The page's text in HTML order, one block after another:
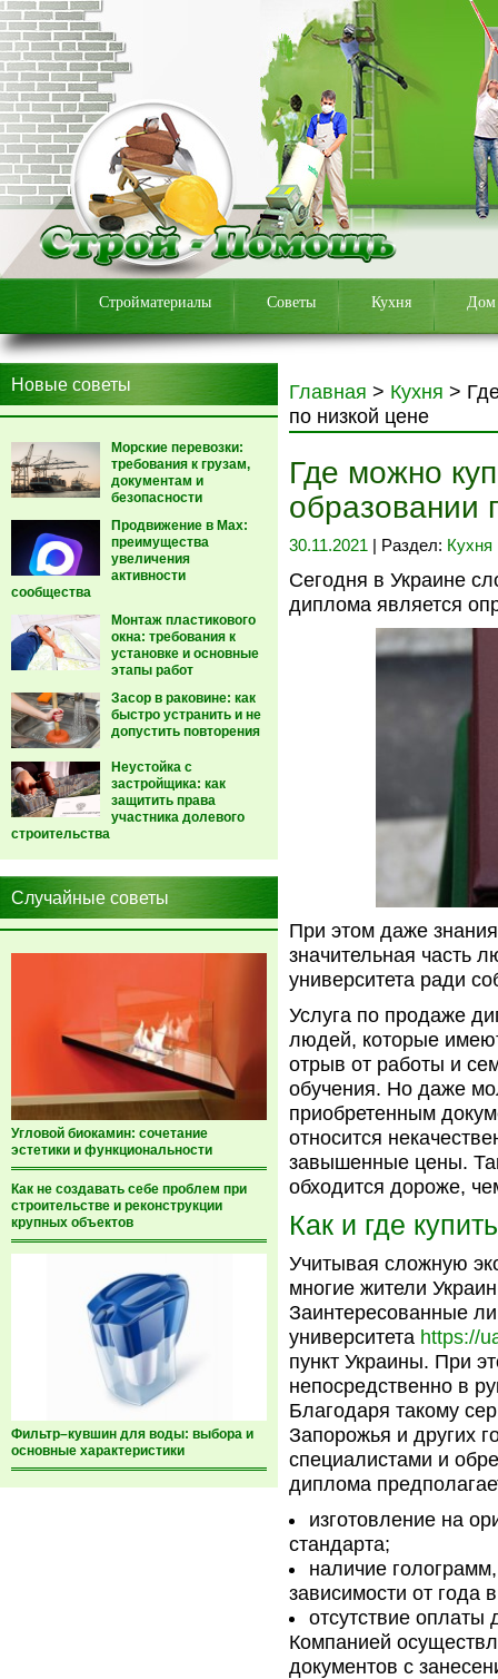
Стройматериалы Советы Кухня Дом
Новые советы
Морские перевозки:
требования к грузам,
документам и
безопасности
Продвижение в Max:
преимущества
увеличения
активности
сообщества
Монтаж пластикового
окна: требования к
установке и основные
этапы работ
Засор в раковине: как
быстро устранить и не
допустить повторения
Неустойка с
застройщика: как
защитить права
участника долевого
строительства
Случайные советы
Угловой биокамин: сочетание
эстетики и функциональности
Как не создавать себе проблем при
строительстве и реконструкции
крупных объектов
Фильтр–кувшин для воды: выбора и
основные характеристики
Главная > Кухня >
по низкой цене
Где можно
образовании
30.11.2021 | Раздел: Кухня
Сегодня в Украине
диплома является
При этом даже
значительная часть
университета ради
Услуга по продаже
людей, которые
отрыв от работы и
обучения. Но даже
приобретенным
относится
завышенные цены.
обходится дороже,
Как и где
Учитывая сложную
многие жители
Заинтересованные
университета https://
пункт Украины. При
непосредственно в
Благодаря такому
Запорожья и других
специалистами и
диплома
изготовление на
стандарта;
наличие
зависимости от года
отсутствие оплаты
Компанией
документов с